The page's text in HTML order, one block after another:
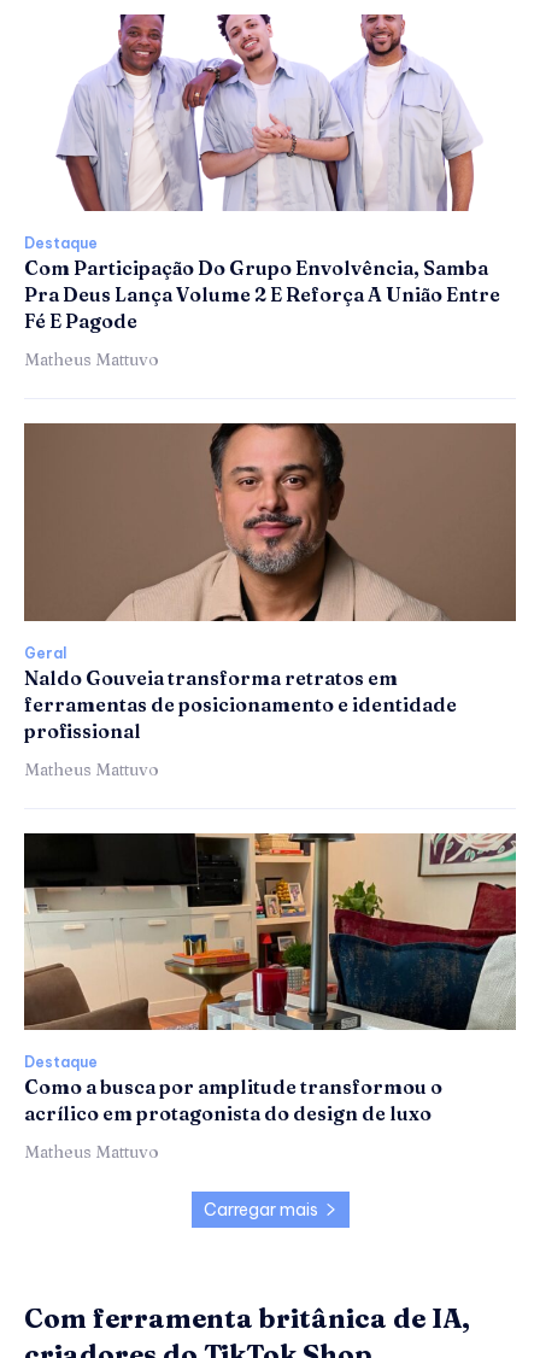
Destaque
Com Participação Do Grupo Envolvência, Samba
Pra Deus Lança Volume 2 E Reforça A União Entre
Fé E Pagode
Matheus Mattuvo
Geral
Naldo Gouveia transforma retratos em
ferramentas de posicionamento e identidade
profissional
Matheus Mattuvo
Destaque
Como a busca por amplitude transformou o
acrílico em protagonista do design de luxo
Matheus Mattuvo
Carregar mais
Com ferramenta britânica de IA,